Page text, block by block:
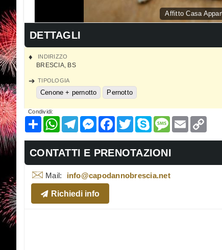
Affitto Casa
DETTAGLI
INDIRIZZO
BRESCIA, BS
TIPOLOGIA
Cenone + pernotto Pernotto
Condividi:
CondividiWhatsAppTelegramMessenger
Facebook
TwitterSkypeMessage
Email
CONTATTI E PRENOTAZIONI
Mail: info@capodannobrescia.net
Richiedi info